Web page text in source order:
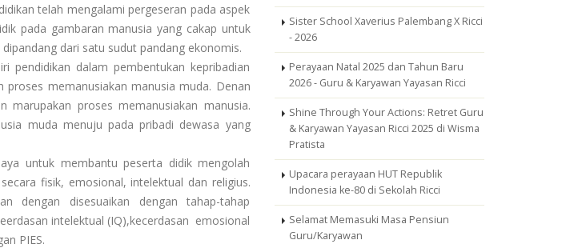
telah mengalami pergeseran pada aspek
pada gambaran manusia yang cakap untuk
dari satu sudut pandang ekonomis.
pendidikan dalam pembentukan kepribadian
proses memanusiakan manusia muda. Denan
marupakan proses memanusiakan manusia.
muda menuju pada pribadi dewasa yang
untuk membantu peserta didik mengolah
fisik, emosional, intelektual dan religius.
dengan disesuaikan dengan tahap-tahap
intelektual (IQ),kecerdasan emosional
PIES.
Sister School Xaverius Palembang X Ricci
- 2026
Perayaan Natal 2025 dan Tahun Baru
2026 - Guru & Karyawan Yayasan Ricci
Shine Through Your Actions: Retret Guru
& Karyawan Yayasan Ricci 2025 di Wisma
Pratista
Upacara perayaan HUT Republik
Indonesia ke-80 di Sekolah Ricci
Selamat Memasuki Masa Pensiun
Guru/Karyawan